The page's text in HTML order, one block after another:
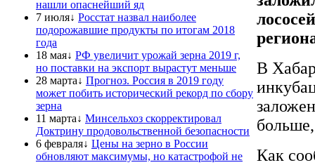
нашли опаснейший яд
7 июля↓ Росстат назвал наиболее
подорожавшие продукты по итогам 2018
года
18 мая↓ РФ увеличит урожай зерна 2019 г,
но поставки на экспорт вырастут меньше
28 марта↓ Прогноз. Россия в 2019 году
может побить исторический рекорд по сбору
зерна
11 марта↓ Минсельхоз скорректировал
Доктрину продовольственной безопасности
6 февраля↓ Цены на зерно в России
обновляют максимумы, но катастрофой не
В
Как